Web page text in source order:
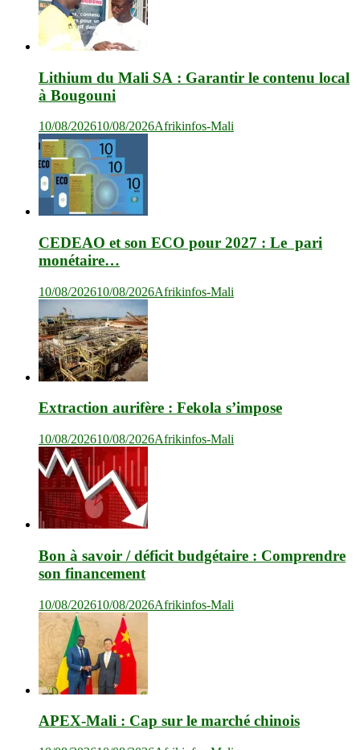
Lithium du Mali SA : Garantir le contenu local
à Bougouni
10/08/202610/08/2026Afrikinfos-Mali
CEDEAO et son ECO pour 2027 : Le pari
monétaire…
10/08/202610/08/2026Afrikinfos-Mali
Extraction aurifère : Fekola s’impose
10/08/202610/08/2026Afrikinfos-Mali
Bon à savoir / déficit budgétaire : Comprendre
son financement
10/08/202610/08/2026Afrikinfos-Mali
APEX-Mali : Cap sur le marché chinois